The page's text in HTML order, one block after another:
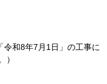
令和8年7月1日」の工事に
）